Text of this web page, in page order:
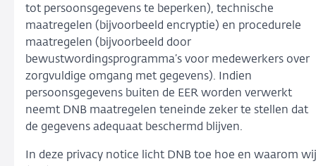
tot persoonsgegevens te beperken), technische
maatregelen (bijvoorbeeld encryptie) en procedurele
maatregelen (bijvoorbeeld door
bewustwordingsprogramma’s voor medewerkers over
zorgvuldige omgang met gegevens). Indien
persoonsgegevens buiten de EER worden verwerkt
neemt DNB maatregelen teneinde zeker te stellen dat
de gegevens adequaat beschermd blijven.
In deze privacy notice licht DNB toe hoe en waarom wij